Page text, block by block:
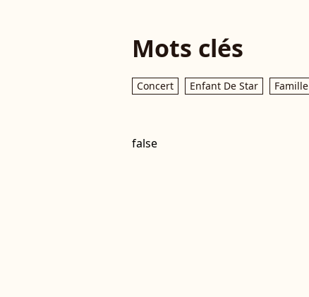
Mots clés
Concert Enfant De Star Famille
false